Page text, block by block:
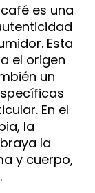
es una
Esta
el origen
un
En el
la
la
y cuerpo,